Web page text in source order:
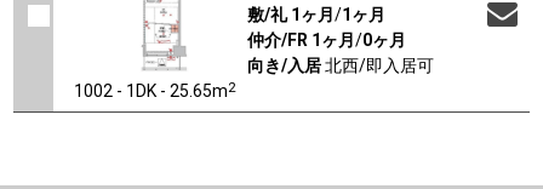
1002 - 1DK - 25.65m2
敷/礼 1ヶ月 /1ヶ月
仲介/FR 1ヶ月 /0ヶ月
向き/入居北西/即入居可